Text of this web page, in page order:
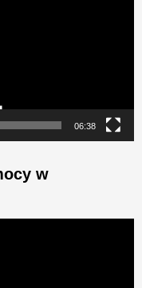
06:38
w